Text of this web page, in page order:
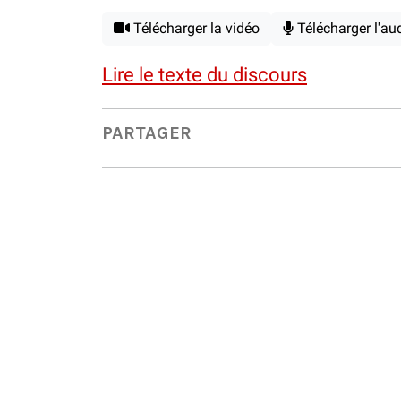
Télécharger la vidéo Télécharger
Lire le texte du discours
PARTAGER